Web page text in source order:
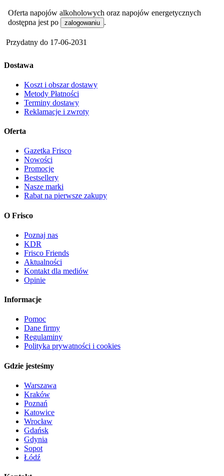
Oferta napojów alkoholowych oraz napojów energetycznych
dostępna jest po
zalogowaniu .
Przydatny do 17-06-2031
Dostawa
Koszt i obszar dostawy
Metody Płatności
Terminy dostawy
Reklamacje i zwroty
Oferta
Gazetka Frisco
Nowości
Promocje
Bestsellery
Nasze marki
Rabat na pierwsze zakupy
O Frisco
Poznaj nas
KDR
Frisco Friends
Aktualności
Kontakt dla mediów
Opinie
Informacje
Pomoc
Dane firmy
Regulaminy
Polityka prywatności i cookies
Gdzie jesteśmy
Warszawa
Kraków
Poznań
Katowice
Wrocław
Gdańsk
Gdynia
Sopot
Łódź